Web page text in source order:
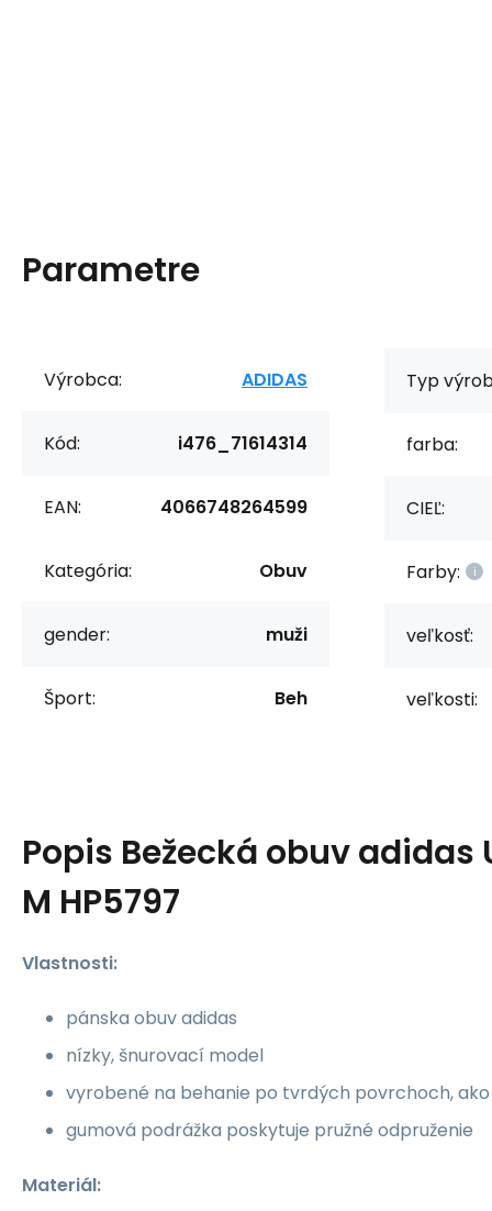
Parametre
Výrobca: ADIDAS
Kód: i476_71614314
EAN: 4066748264599
Kategória: Obuv
gender: muži
Šport: Beh
Typ
farba:
CIEĽ:
Farby:
veľkosť:
veľkosti:
Popis Bežecká obuv adidas
M HP5797
Vlastnosti:
pánska obuv adidas
nízky, šnurovací model
vyrobené na behanie po tvrdých povrchoch,
gumová podrážka poskytuje pružné odpruženie
Materiál: